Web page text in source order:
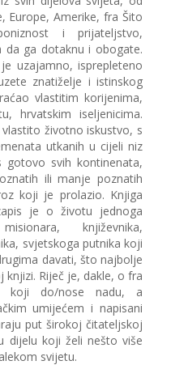
Europe, Amerike, fra Šito
i prijateljstvo,
da ga dotaknu i obogate.
uzajamno, isprepleteno
znatiželje i istinskog
vlastitim korijenima,
hrvatskim iseljenicima.
životno iskustvo, s
utkanih u cijeli niz
svih kontinenata,
ili manje poznatih
koji je prolazio. Knjiga
je o životu jednoga
književnika,
svjetskoga putnika koji
davati, što najbolje
knjizi. Riječ je, dakle, o fra
koji do/nose nadu, a
umijećem i napisani
put širokoj čitateljskoj
dijelu koji želi nešto više
svijetu.